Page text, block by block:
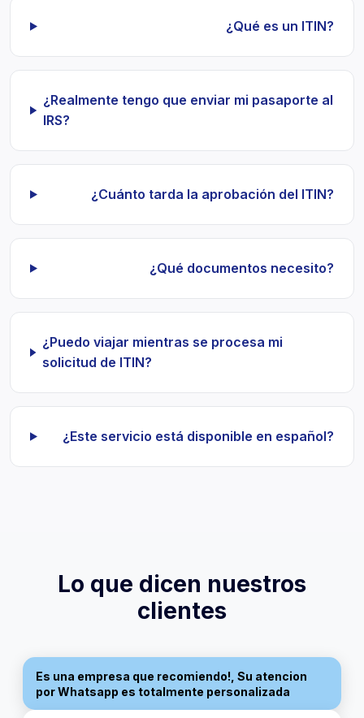
¿Qué es un ITIN?
¿Realmente tengo que enviar mi pasaporte al
IRS?
¿Cuánto tarda la aprobación del ITIN?
¿Qué documentos necesito?
¿Puedo viajar mientras se procesa mi
solicitud de ITIN?
¿Este servicio está disponible en español?
Lo que dicen nuestros
clientes
Es una empresa que recomiendo!, Su atencion
por Whatsapp es totalmente personalizada